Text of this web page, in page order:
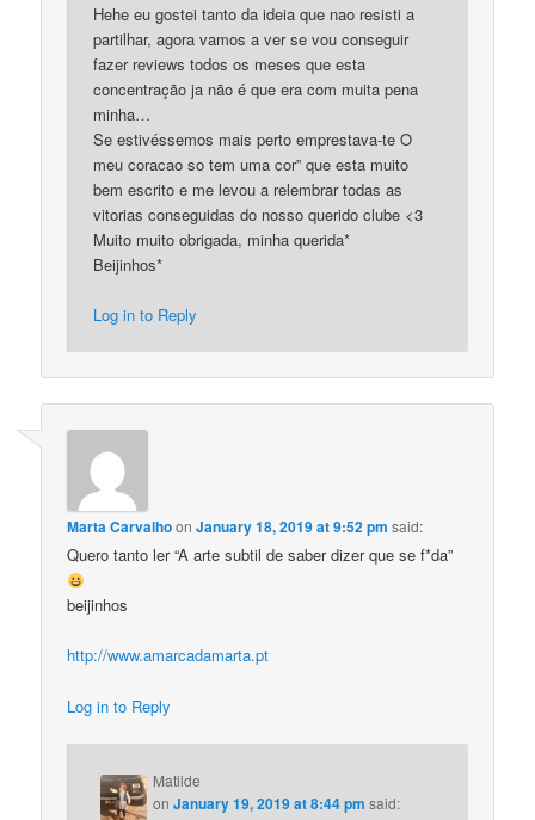
Hehe eu gostei tanto da ideia que nao resisti a
partilhar, agora vamos a ver se vou conseguir
fazer reviews todos os meses que esta
concentração ja não é que era com muita pena
minha…
Se estivéssemos mais perto emprestava-te O
meu coracao so tem uma cor” que esta muito
bem escrito e me levou a relembrar todas as
vitorias conseguidas do nosso querido clube <3
Muito muito obrigada, minha querida*
Beijinhos*
Log in to Reply
Marta CarvalhoonJanuary 18, 2019 at 9:52 pm said:
Quero tanto ler “A arte subtil de saber dizer que se f*da”
beijinhos
http://www.amarcadamarta.pt
Log in to Reply
Matilde
onJanuary 19, 2019 at 8:44 pm said: